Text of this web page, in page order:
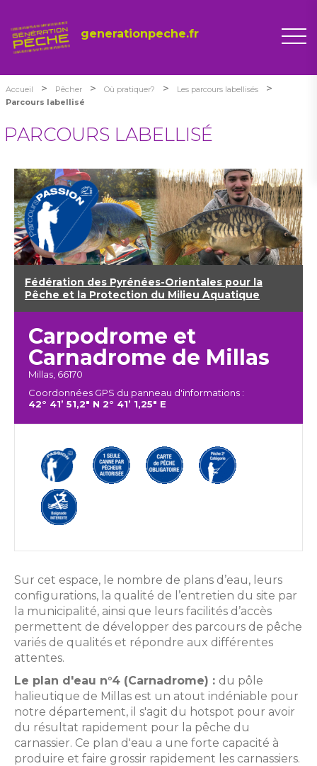
generationpeche.fr
Accueil > Pêcher > Où pratiquer? > Les parcours labellisés >
Parcours labellisé
PARCOURS LABELLISÉ
Fédération des Pyrénées-Orientales pour la
Pêche et la Protection du Milieu Aquatique
Carpodrome et
Carnadrome de Millas
Millas, 66170
Coordonnées GPS du panneau d'informations :
42° 41’ 51,2" N 2° 41’ 1,25" E
Sur cet espace, le nombre de plans d’eau, leurs
configurations, la qualité de l’entretien du site par
la municipalité, ainsi que leurs facilités d’accès
permettent de développer des parcours de pêche
variés de qualités et répondre aux différentes
attentes.
Le plan d'eau n°4 (Carnadrome) : du pôle
halieutique de Millas est un atout indéniable pour
notre département, il s'agit du hotspot pour avoir
du résultat rapidement pour la pêche du
carnassier. Ce plan d'eau a une forte capacité à
produire et faire grossir rapidement les carnassiers.